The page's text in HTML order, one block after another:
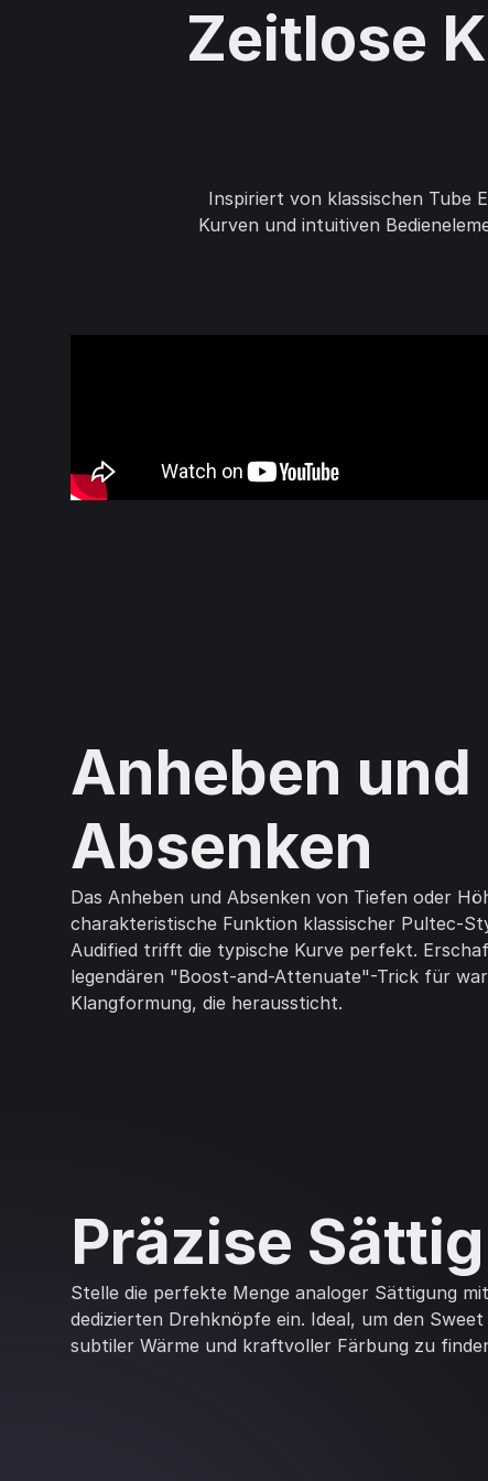
Zeitlose
Inspiriert von klassischen Tube
Kurven und intuitiven
Anheben und
Absenken
Das Anheben und Absenken von Tiefen oder
charakteristische Funktion klassischer Pultec-
Audified trifft die typische Kurve perfekt.
legendären "Boost-and-Attenuate"-Trick für
Klangformung, die heraussticht.
Präzise
Stelle die perfekte Menge analoger Sättigung
dedizierten Drehknöpfe ein. Ideal, um den
subtiler Wärme und kraftvoller Färbung zu